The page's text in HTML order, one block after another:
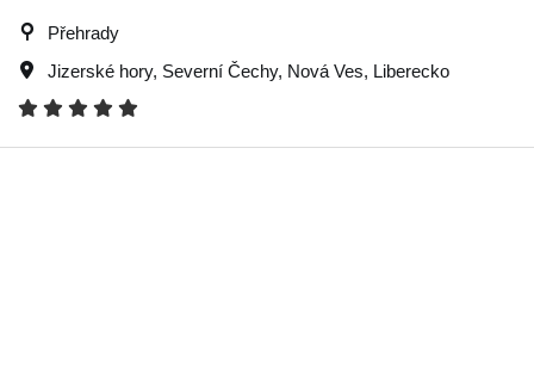
Přehrady
Jizerské hory, Severní Čechy, Nová Ves, Liberecko